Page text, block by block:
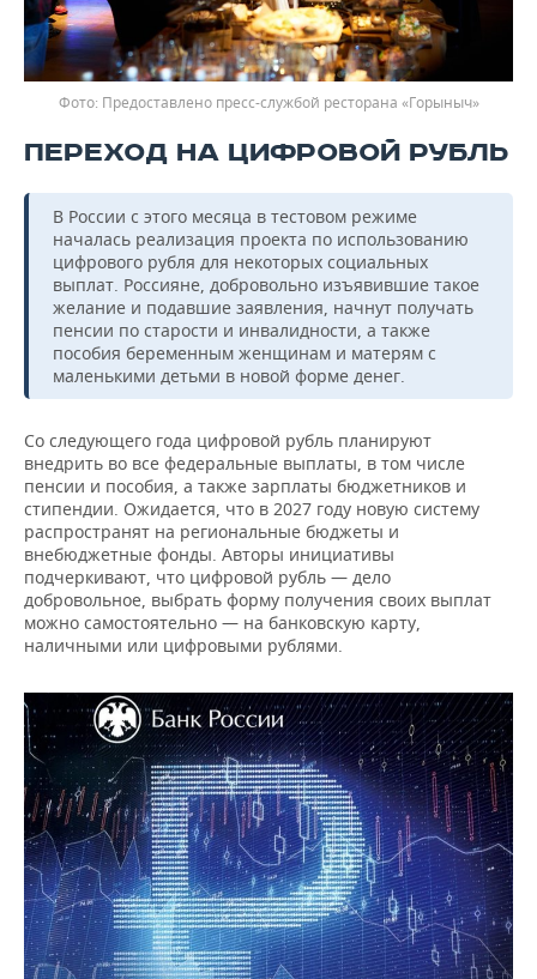
Предоставлено пресс-службой ресторана «Горыныч»
ПЕРЕХОД НА ЦИФРОВОЙ РУБЛЬ
В России с этого месяца в тестовом режиме
началась реализация проекта по использованию
цифрового рубля для некоторых социальных
выплат. Россияне, добровольно изъявившие такое
желание и подавшие заявления, начнут получать
пенсии по старости и инвалидности, а также
пособия беременным женщинам и матерям с
маленькими детьми в новой форме денег.
Со следующего года цифровой рубль планируют
внедрить во все федеральные выплаты, в том числе
пенсии и пособия, а также зарплаты бюджетников и
стипендии. Ожидается, что в 2027 году новую систему
распространят на региональные бюджеты и
внебюджетные фонды. Авторы инициативы
подчеркивают, что цифровой рубль — дело
добровольное, выбрать форму получения своих выплат
можно самостоятельно — на банковскую карту,
наличными или цифровыми рублями.